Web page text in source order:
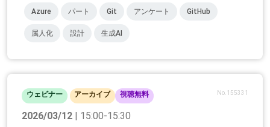
Azure パート Git アンケート GitHub
属人化 設計 生成AI
ウェビナー アーカイブ 視聴無料 No.155331
2026/03/12 | 15:00-15:30